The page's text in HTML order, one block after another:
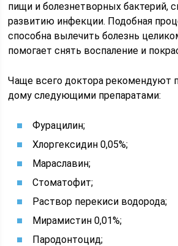
пищи и болезнетворных бактерий,
развитию инфекции. Подобная
способна вылечить болезнь
помогает снять воспаление и
Чаще всего доктора рекомендуют
дому следующими препаратами:
Фурацилин;
Хлоргексидин 0,05%;
Мараславин;
Стоматофит;
Раствор перекиси водорода;
Мирамистин 0,01%;
Пародонтоцид;